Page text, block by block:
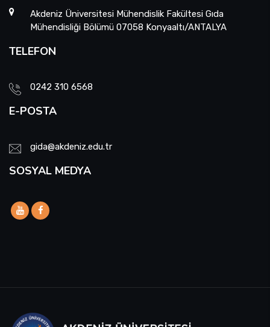
Akdeniz Üniversitesi Mühendislik Fakültesi Gıda
Mühendisliği Bölümü 07058 Konyaaltı/ANTALYA
TELEFON
0242 310 6568
E-POSTA
gida@akdeniz.edu.tr
SOSYAL MEDYA